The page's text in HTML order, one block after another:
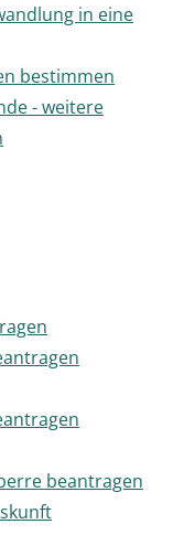
in eine
bestimmen
- weitere
beantragen